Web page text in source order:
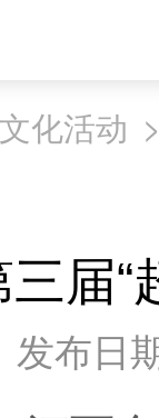
文化活动
届“
发布日